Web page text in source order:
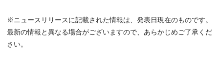
※ニュースリリースに記載された情報は、発表日現在のものです。
最新の情報と異なる場合がございますので、あらかじめご了承くだ
さい。